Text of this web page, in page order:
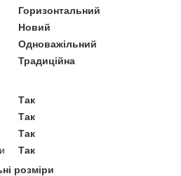
Горизонтальний
Новий
Одноважільний
Традиційна
Так
Так
Так
Так
розміри